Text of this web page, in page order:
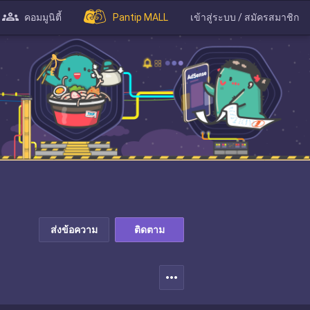
คอมมูนิตี้ Pantip MALL เข้าสู่ระบบ / สมัครสมาชิก
ส่งข้อความ ติดตาม
more_horiz